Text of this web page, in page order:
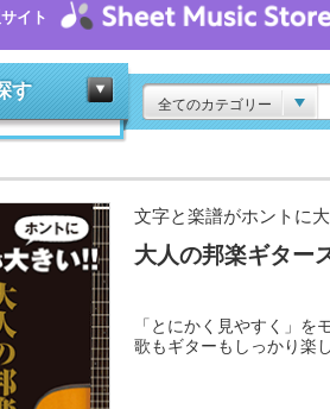
イト
す
全てのカテゴリー
文字と楽譜がホントに大
大人の邦楽ギター
「とにかく見やすく」を
歌もギターもしっかり楽